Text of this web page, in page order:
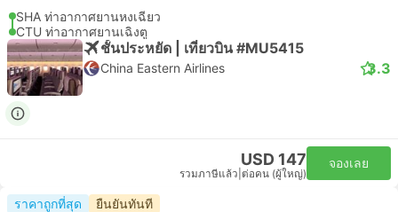
SHA ท่าอากาศยานหงเฉียว
CTU ท่าอากาศยานเฉิงตู
ชั้นประหยัด | เที่ยวบิน #MU5415
China Eastern Airlines 3.3
USD 147
รวมภาษีแล้ว ต่อคน (ผู้ใหญ่)
จองเลย
ราคาถูกที่สุด ยืนยันทันที